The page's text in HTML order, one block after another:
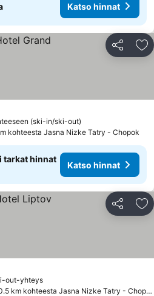
Katso hinnat
Jaa
(ski-in/ski-out)
kohteesta Jasna Nizke Tatry - Chopok
tarkat hinnat
Katso hinnat
Jaa
out-yhteys
0.5 km kohteesta Jasna Nizke Tatry - Chopok